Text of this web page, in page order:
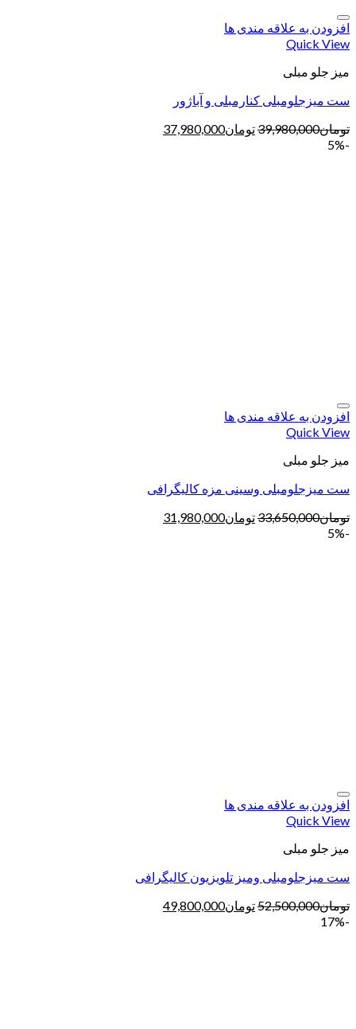
افزودن به علاقه مندی ها
Quick View
میز جلو مبلی
ست میزجلومبلی کنارمبلی و آباژور
تومان39,980,000تومان37,980,000
-5%
افزودن به علاقه مندی ها
Quick View
میز جلو مبلی
ست میزجلومبلی وسینی مزه کالیگرافی
تومان33,650,000تومان31,980,000
-5%
افزودن به علاقه مندی ها
Quick View
میز جلو مبلی
ست میزجلومبلی ومیز تلویزیون کالیگرافی
تومان52,500,000تومان49,800,000
-17%